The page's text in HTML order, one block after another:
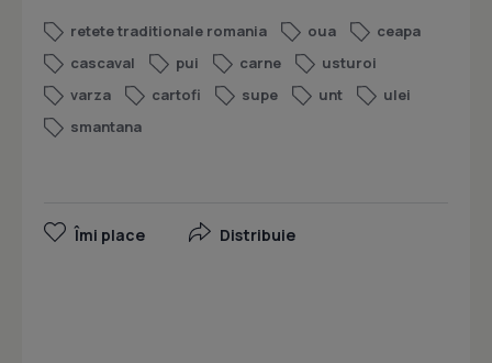
retete traditionale romania oua
ceapa
cascaval
pui carne
usturoi
varza
cartofi supe unt
ulei
smantana
Îmi place Distribuie